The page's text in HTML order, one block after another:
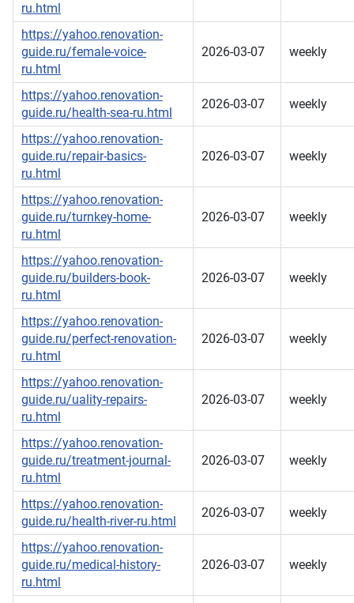
ru.html
https://yahoo.renovation-
guide.ru/female-voice-
ru.html
2026-03-07 weekly
https://yahoo.renovation-
guide.ru/health-sea-ru.html
2026-03-07 weekly
https://yahoo.renovation-
guide.ru/repair-basics-
ru.html
2026-03-07 weekly
https://yahoo.renovation-
guide.ru/turnkey-home-
ru.html
2026-03-07 weekly
https://yahoo.renovation-
guide.ru/builders-book-
ru.html
2026-03-07 weekly
https://yahoo.renovation-
guide.ru/perfect-renovation-
ru.html
2026-03-07 weekly
https://yahoo.renovation-
guide.ru/uality-repairs-
ru.html
2026-03-07 weekly
https://yahoo.renovation-
guide.ru/treatment-journal-
ru.html
2026-03-07 weekly
https://yahoo.renovation-
guide.ru/health-river-ru.html
2026-03-07 weekly
https://yahoo.renovation-
guide.ru/medical-history-
ru.html
2026-03-07 weekly